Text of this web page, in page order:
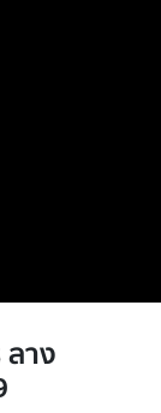
ลาง